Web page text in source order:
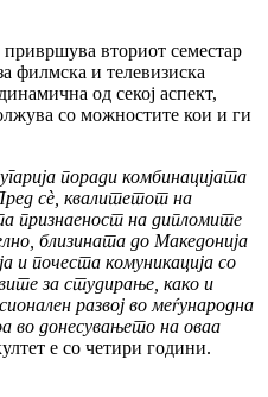
вториот семестар
филмска и телевизиска
од секој аспект,
со можностите кои и ги
поради комбинацијата
сè, квалитетот на
признаеност на дипломите
близината до Македонија
и почеста комуникација со
за студирање, како и
развој во меѓународна
во донесувањето на оваа
е со четири години.